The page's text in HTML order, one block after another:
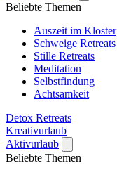
Beliebte Themen
Auszeit im Kloster
Schweige Retreats
Stille Retreats
Meditation
Selbstfindung
Achtsamkeit
Detox Retreats
Kreativurlaub
Aktivurlaub
Beliebte Themen